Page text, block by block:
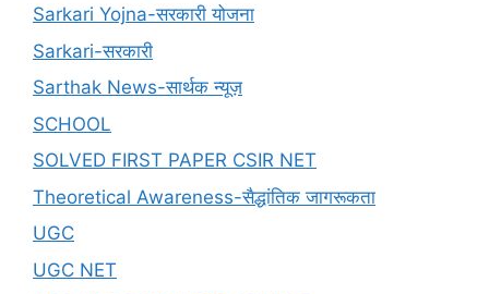
Sarkari Yojna-सरकारी योजना
Sarkari-सरकारी
Sarthak News-सार्थक न्यूज़
SCHOOL
SOLVED FIRST PAPER CSIR NET
Theoretical Awareness-सैद्धांतिक जागरूकता
UGC
UGC NET